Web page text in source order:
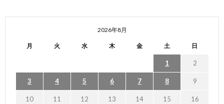
2026年8月
月 火 水 木 金 土 日
1 2
3 4 5 6 7 8 9
10 11 12 13 14 15 16